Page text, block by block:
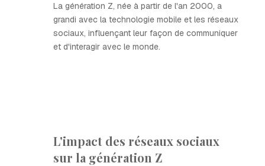
La génération Z, née à partir de l'an 2000, a
grandi avec la technologie mobile et les réseaux
sociaux, influençant leur façon de communiquer
et d'interagir avec le monde.
L'impact des réseaux sociaux
sur la génération Z